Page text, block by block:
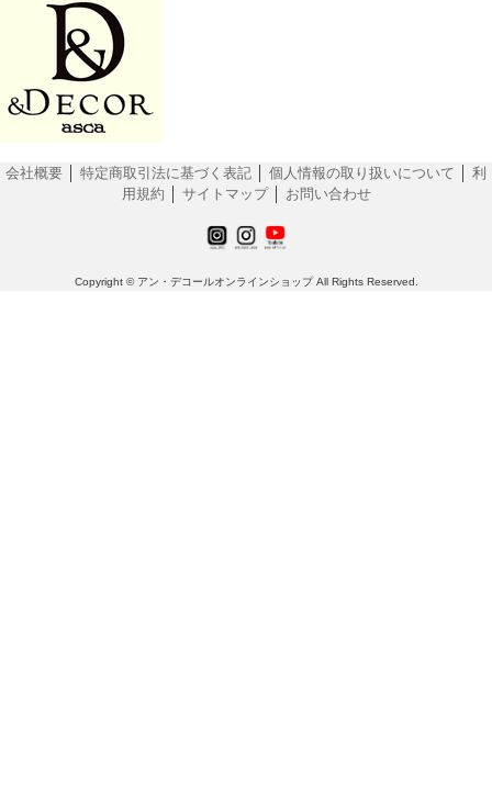
会社概要 特定商取引法に基づく表記 個人情報の取り扱いについて
利
用規約
サイトマップ│ お問い合わせ
Copyright © アン・デコールオンラインショップ All Rights Reserved.